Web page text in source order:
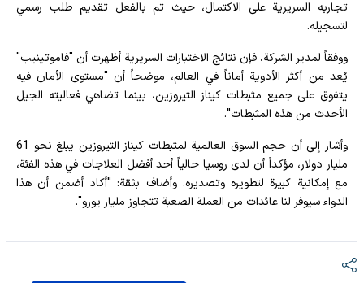
تجاربه السريرية على الاكتمال، حيث تم بالفعل تقديم طلب رسمي
لتسجيله.
ووفقاً لمدير الشركة، فإن نتائج الاختبارات السريرية أظهرت أن "فاموتينيب"
يُعد من أكثر الأدوية أماناً في العالم، موضحاً أن "مستوى الأمان فيه
يتفوق على جميع مثبطات كيناز التيروزين، بينما تضاهي فعاليته الجيل
الأحدث من هذه المثبطات".
وأشار إلى أن حجم السوق العالمية لمثبطات كيناز التيروزين يبلغ نحو 61
مليار دولار، مؤكداً أن لدى روسيا حالياً أحد أفضل العلاجات في هذه الفئة،
مع إمكانية كبيرة لتطويره وتصديره. وأضاف بثقة: "أكاد أضمن أن هذا
الدواء سيوفر لنا عائدات من العملة الصعبة تتجاوز مليار يورو".